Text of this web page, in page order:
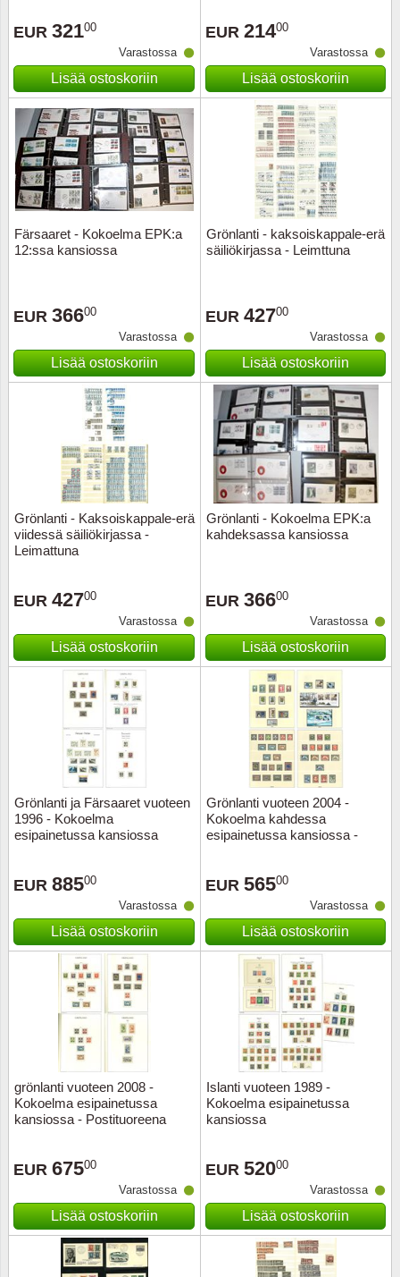
EUR 32100
Varastossa
Lisää ostoskoriin
EUR 21400
Varastossa
Lisää ostoskoriin
Färsaaret - Kokoelma EPK:a
12:ssa kansiossa
EUR 36600
Varastossa
Lisää ostoskoriin
Grönlanti - kaksoiskappale-erä
säiliökirjassa - Leimttuna
EUR 42700
Varastossa
Lisää ostoskoriin
Grönlanti - Kaksoiskappale-erä
viidessä säiliökirjassa -
Leimattuna
EUR 42700
Varastossa
Lisää ostoskoriin
Grönlanti - Kokoelma EPK:a
kahdeksassa kansiossa
EUR 36600
Varastossa
Lisää ostoskoriin
Grönlanti ja Färsaaret vuoteen
1996 - Kokoelma
esipainetussa kansiossa
EUR 88500
Varastossa
Lisää ostoskoriin
Grönlanti vuoteen 2004 -
Kokoelma kahdessa
esipainetussa kansiossa -
EUR 56500
Varastossa
Lisää ostoskoriin
grönlanti vuoteen 2008 -
Kokoelma esipainetussa
kansiossa - Postituoreena
EUR 67500
Varastossa
Lisää ostoskoriin
Islanti vuoteen 1989 -
Kokoelma esipainetussa
kansiossa
EUR 52000
Varastossa
Lisää ostoskoriin
Lahjapakkauksia
Vuosilajitelmia/Vuosikirjoja
Joulumerkkejä ja -arkkeja
Suurennuslaseja, analyysilampp
Atulat (pinsetit)
Kolikko varastointi
Konttoritarvikkeita
Muita tuotteita
Keräilykortit TCG tarvikkeet
Love
Coin
Fär-
Albania
Et.-ja
Japani
Tilaa LAPE:n uutiskirjeet